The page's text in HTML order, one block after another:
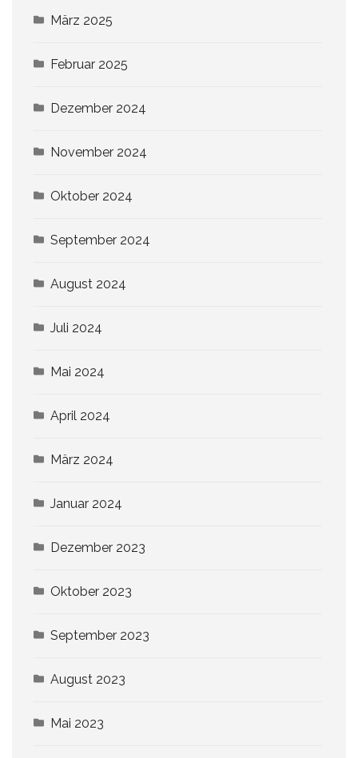
März 2025
Februar 2025
Dezember 2024
November 2024
Oktober 2024
September 2024
August 2024
Juli 2024
Mai 2024
April 2024
März 2024
Januar 2024
Dezember 2023
Oktober 2023
September 2023
August 2023
Mai 2023